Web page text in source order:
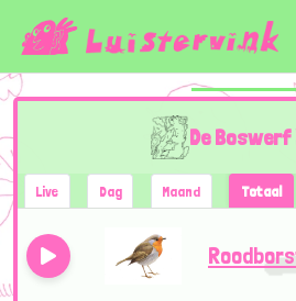
De
Live Dag Maand Totaal